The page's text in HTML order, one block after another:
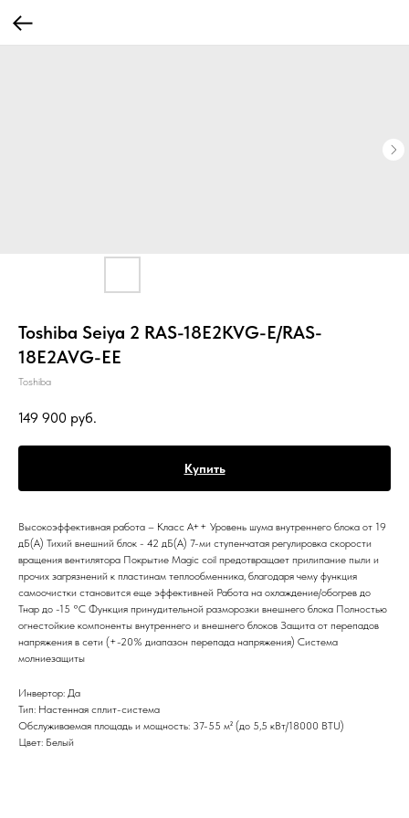
Toshiba Seiya 2 RAS-18E2KVG-E/RAS-
18E2AVG-EE
Toshiba
149 900 руб.
Купить
Высокоэффективная работа – Класс А++ Уровень шума внутреннего блока от 19
дБ(А) Тихий внешний блок - 42 дБ(А) 7-ми ступенчатая регулировка скорости
вращения вентилятора Покрытие Magic coil предотвращает прилипание пыли и
прочих загрязнений к пластинам теплообменника, благодаря чему функция
самоочистки становится еще эффективней Работа на охлаждение/обогрев до
Тнар до -15 °С Функция принудительной разморозки внешнего блока Полностью
огнестойкие компоненты внутреннего и внешнего блоков Защита от перепадов
напряжения в сети (+-20% диапазон перепада напряжения) Система
молниезащиты
Инвертор: Да
Тип: Настенная сплит-система
Обслуживаемая площадь и мощность: 37-55 м² (до 5,5 кВт/18000 BTU)
Цвет: Белый